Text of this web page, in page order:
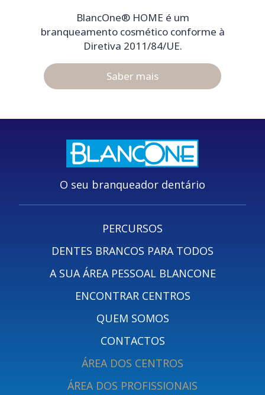
BlancOne® HOME é um
branqueamento cosmético conforme à
Diretiva 2011/84/UE.
Saber mais
O seu branqueador dentário
PERCURSOS
DENTES BRANCOS PARA TODOS
A SUA ÁREA PESSOAL BLANCONE
ENCONTRAR CENTROS
QUEM SOMOS
CONTACTOS
ÁREA DOS CENTROS
ÁREA DOS PROFISSIONAIS